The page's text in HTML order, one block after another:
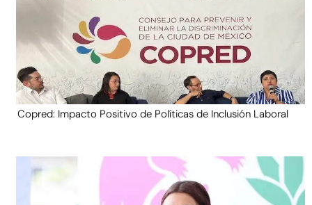
Copred: Impacto Positivo de Políticas de Inclusión Laboral